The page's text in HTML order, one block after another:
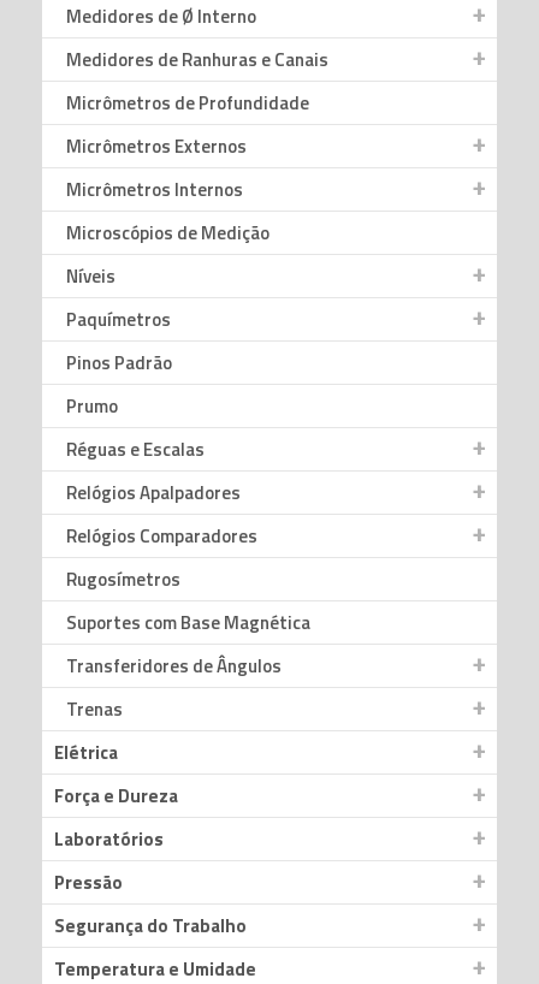
Medidores de Ø Interno
Medidores de Ranhuras e Canais
Micrômetros de Profundidade
Micrômetros Externos
Micrômetros Internos
Microscópios de Medição
Níveis
Paquímetros
Pinos Padrão
Prumo
Réguas e Escalas
Relógios Apalpadores
Relógios Comparadores
Rugosímetros
Suportes com Base Magnética
Transferidores de Ângulos
Trenas
Elétrica
Força e Dureza
Laboratórios
Pressão
Segurança do Trabalho
Temperatura e Umidade